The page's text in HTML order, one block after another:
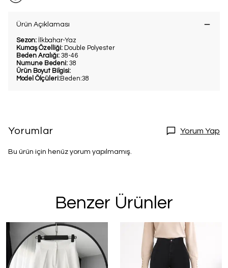
Ürün Açıklaması
Sezon: İlkbahar-Yaz
Kumaş Özelliği: Double Polyester
Beden Aralığı: 38-46
Numune Bedeni: 38
Ürün Boyut Bilgisi:
Model Ölçüleri:Beden:38
Yorumlar Yorum Yap
Bu ürün için henüz yorum yapılmamış.
Benzer Ürünler